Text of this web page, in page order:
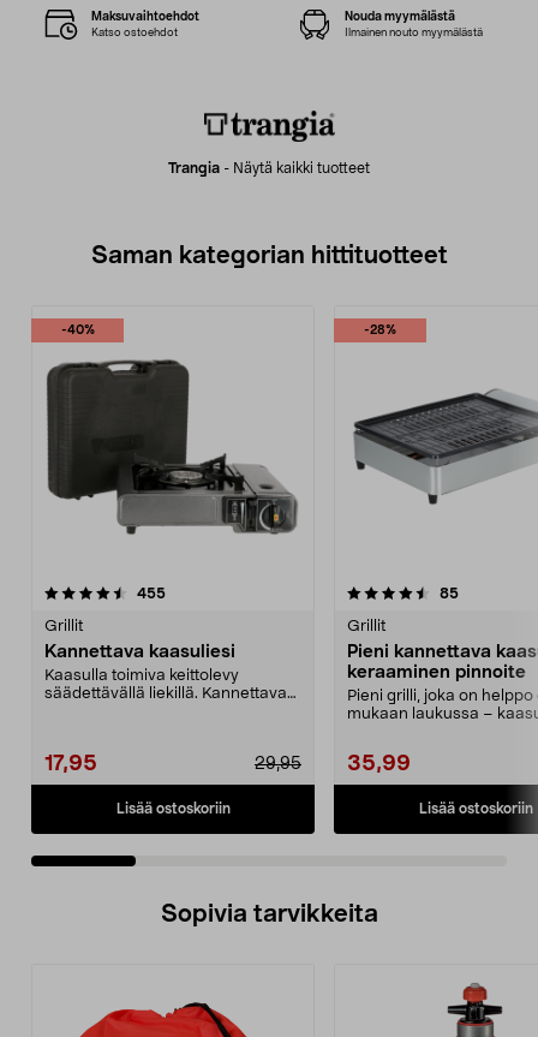
Trangia - Näytä kaikki tuotteet
Maksuvaihtoehdot
Katso ostoehdot
Nouda myymälästä
Ilmainen nouto myymälästä
Saman kategorian hittituotteet
-40%
455arvostelut
Grillit
Kannettava kaasuliesi
Kaasulla toimiva keittolevy
säädettävällä liekillä. Kannettava
17,95 29,95
Lisää ostoskoriin
-28%
4.5 viidestä
85arvostelut
Grillit
Pieni kannettava
keraaminen pinnoite
Pieni grilli, joka on helppo
mukaan laukussa –
35,99
Lisää ostoskoriin
4.5 viidestä
Sopivia tarvikkeita